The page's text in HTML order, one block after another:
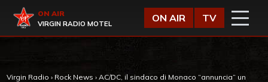
Virgin Radio
ON AIR
VIRGIN RADIO MOTEL
ON AIR TV
Virgin Radio › Rock News › AC/DC, il sindaco di Monaco “annuncia” un